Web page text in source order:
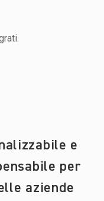
e
per
aziende